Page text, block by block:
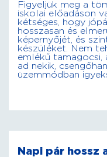
Figyeljük meg a
iskolai előadáson
kétséges, hogy
hosszasan és
képernyőjét, és
készüléket. Nem
emlékű
ad nekik,
üzemmódban
Napi pár hossz